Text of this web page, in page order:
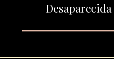
Desaparecida